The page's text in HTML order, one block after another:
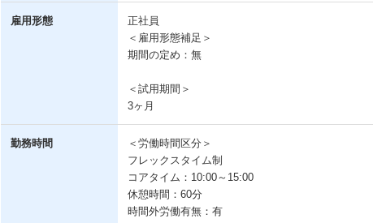
雇用形態
正社員
＜雇用形態補足＞
期間の定め：無
＜試用期間＞
3ヶ月
勤務時間
＜労働時間区分＞
フレックスタイム制
コアタイム：10:00～15:00
休憩時間：60分
時間外労働有無：有